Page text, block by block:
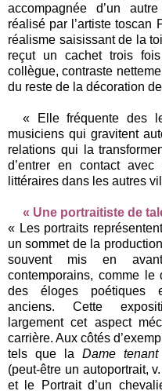
accompagnée d’un
réalisé par l’artiste toscan
réalisme saisissant de la
reçut un cachet trois
collègue, contraste
du reste de la décoration
« Elle fréquente des
musiciens qui gravitent
relations qui la
d’entrer en contact
littéraires dans les autres
« Une portraitiste de
« Les portraits
un sommet de la
souvent mis en
contemporains, comme le
des éloges poétiques
anciens. Cette
largement cet aspect
carrière. Aux côtés
tels que laDame
(peut-être un autoportrait,
et le Portrait d’un